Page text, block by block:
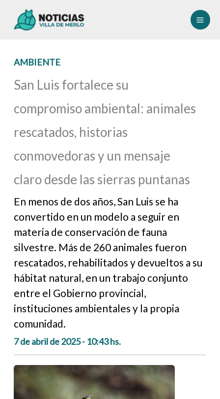
AMBIENTE
San Luis fortalece su
compromiso ambiental: animales
rescatados, historias
conmovedoras y un mensaje
claro desde las sierras puntanas
En menos de dos años, San Luis se ha
convertido en un modelo a seguir en
materia de conservación de fauna
silvestre. Más de 260 animales fueron
rescatados, rehabilitados y devueltos a su
hábitat natural, en un trabajo conjunto
entre el Gobierno provincial,
instituciones ambientales y la propia
comunidad.
7 de abril de 2025 - 10:43 hs.